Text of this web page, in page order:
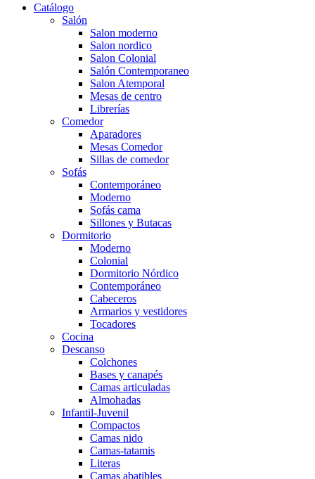
Catálogo
Salón
Salon moderno
Salon nordico
Salon Colonial
Salón Contemporaneo
Salon Atemporal
Mesas de centro
Librerías
Comedor
Aparadores
Mesas Comedor
Sillas de comedor
Sofás
Contemporáneo
Moderno
Sofás cama
Sillones y Butacas
Dormitorio
Moderno
Colonial
Dormitorio Nórdico
Contemporáneo
Cabeceros
Armarios y vestidores
Tocadores
Cocina
Descanso
Colchones
Bases y canapés
Camas articuladas
Almohadas
Infantil-Juvenil
Compactos
Camas nido
Camas-tatamis
Literas
Camas abatibles